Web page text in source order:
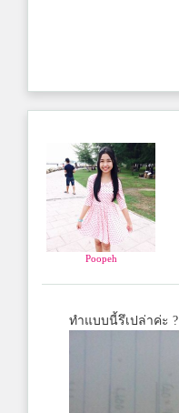
Poopeh
ทำแบบนี้รึเปล่าค่ะ ?